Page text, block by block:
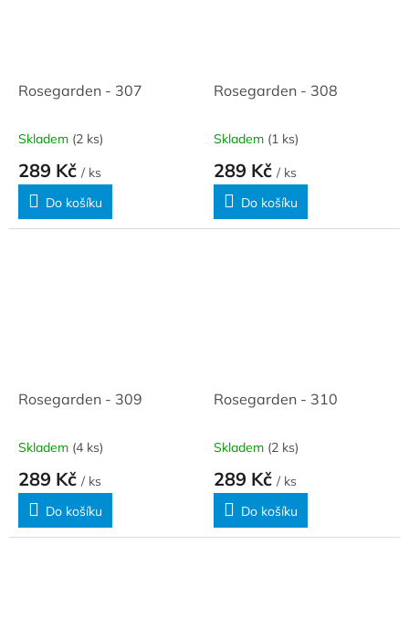
Rosegarden - 307
Skladem (2 ks)
289 Kč / ks
Do košíku
Rosegarden - 308
Skladem (1 ks)
289 Kč / ks
Do košíku
Rosegarden - 309
Skladem (4 ks)
289 Kč / ks
Do košíku
Rosegarden - 310
Skladem (2 ks)
289 Kč / ks
Do košíku